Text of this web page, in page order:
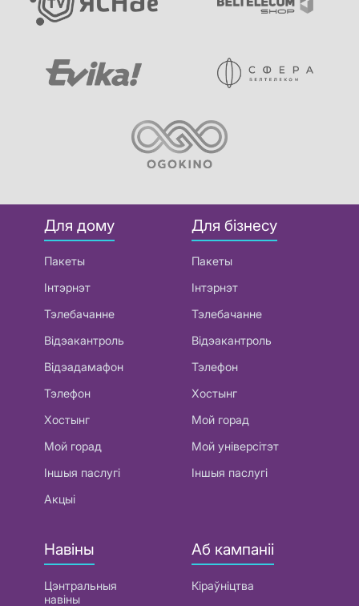
Для дому
Пакеты
Інтэрнэт
Тэлебачанне
Відэакантроль
Відэадамафон
Тэлефон
Хостынг
Мой горад
Іншыя паслугі
Акцыі
Для бізнесу
Пакеты
Інтэрнэт
Тэлебачанне
Відэакантроль
Тэлефон
Хостынг
Мой горад
Мой універсітэт
Іншыя паслугі
Навіны
Цэнтральныя
навіны
Аб кампаніі
Кіраўніцтва